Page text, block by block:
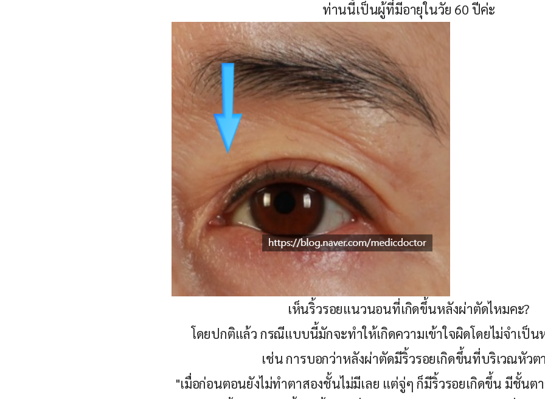
ท่านนี้เป็นผู้ที่มีอายุในวัย 60 ปีค่ะ
เห็นริ้วรอยแนวนอนที่เกิดขึ้นหลังผ่าตัดไหมคะ?
โดยปกติแล้ว กรณีแบบนี้มักจะทำให้เกิดความเข้าใจผิดโดยไม่จำเป็น
เช่น การบอกว่าหลังผ่าตัดมีริ้วรอยเกิดขึ้นที่บริเวณหัวต
"เมื่อก่อนตอนยังไม่ทำตาสองชั้นไม่มีเลย แต่จู่ๆ ก็มีริ้วรอยเกิดขึ้น มีชั้น